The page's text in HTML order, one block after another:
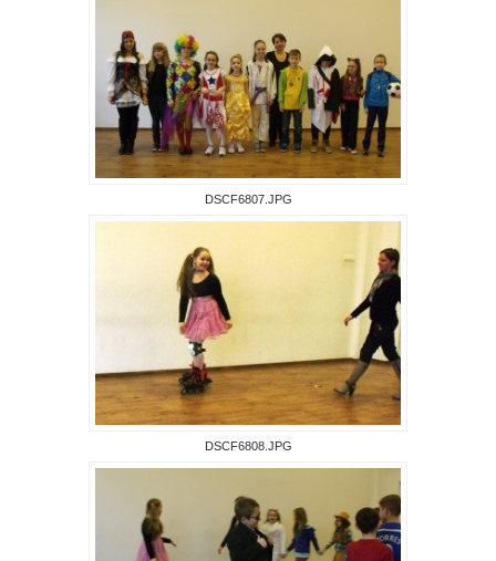
DSCF6807.JPG
DSCF6808.JPG